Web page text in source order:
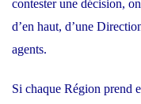
contester une décision,
d’en haut, d’une
agents.
Si chaque Région prend